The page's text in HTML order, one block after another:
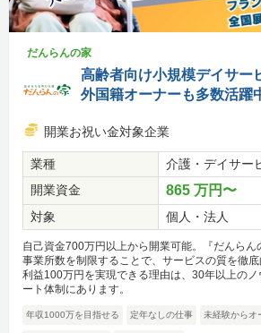
だんらんの家
高齢者向け小規模デイサー
外国籍オーナーも多数活躍
開業お祝い金対象企業
業種
介護・デイサー
開業資金
865 万円〜
対象 個人・法人
自己資金700万円以上から開業可能。『だんらん
事業所数を制限することで、サービスの質を徹
利益100万円を実現できる理由は、30年以上の
ート体制にあります。
年収1000万を目指せる 定年なしの仕事 未経験からオ